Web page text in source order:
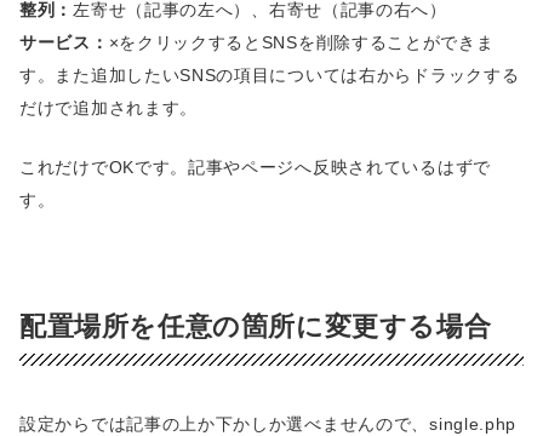
整列：左寄せ（記事の左へ）、右寄せ（記事の右へ）
サービス： ×をクリックするとSNSを削除することができま
す。また追加したいSNSの項目については右からドラックする
だけで追加されます。
これだけでOKです。記事やページへ反映されているはずで
す。
配置場所を任意の箇所に変更する場合
設定からでは記事の上か下かしか選べませんので、single.php